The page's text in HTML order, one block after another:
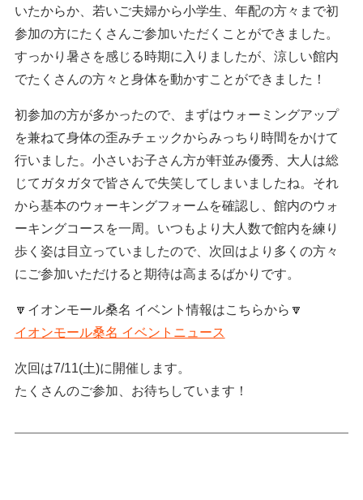
いたからか、若いご夫婦から小学生、年配の方々まで初
参加の方にたくさんご参加いただくことができました。
すっかり暑さを感じる時期に入りましたが、涼しい館内
でたくさんの方々と身体を動かすことができました！
初参加の方が多かったので、まずはウォーミングアップ
を兼ねて身体の歪みチェックからみっちり時間をかけて
行いました。小さいお子さん方が軒並み優秀、大人は総
じてガタガタで皆さんで失笑してしまいましたね。それ
から基本のウォーキングフォームを確認し、館内のウォ
ーキングコースを一周。いつもより大人数で館内を練り
歩く姿は目立っていましたので、次回はより多くの方々
にご参加いただけると期待は高まるばかりです。
🔽イオンモール桑名 イベント情報はこちらから🔽
イオンモール桑名 イベントニュース
次回は7/11(土)に開催します。
たくさんのご参加、お待ちしています！